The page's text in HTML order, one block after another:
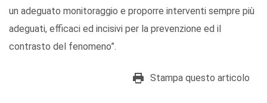
un adeguato monitoraggio e proporre interventi sempre più
adeguati, efficaci ed incisivi per la prevenzione ed il
contrasto del fenomeno”.
Stampa questo articolo